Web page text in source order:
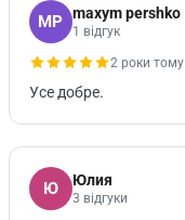
MP maxym pershko
1 відгук
2 роки тому
Усе добре.
Ю Юлия
3 відгуки